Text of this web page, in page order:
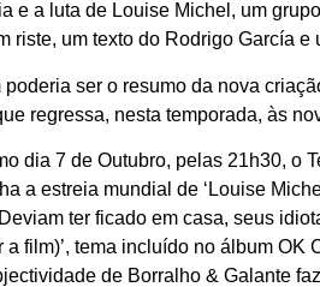
e a luta de Louise Michel, um
riste, um texto do Rodrigo García
poderia ser o resumo da nova
regressa, nesta temporada, às
dia 7 de Outubro, pelas 21h30, o
a estreia mundial de ‘Louise
ter ficado em casa, seus
a film)’, tema incluído no álbum OK
de Borralho & Galante